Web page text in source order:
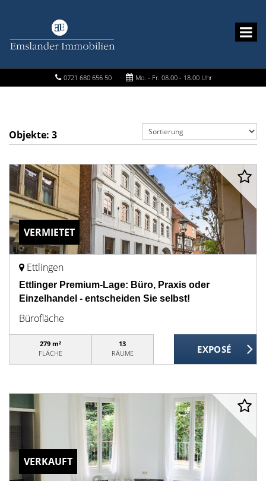
0721 680 656 50 Mo. - Fr. 08.00 - 18.00 Uhr
Objekte: 3
VERMIETET
Ettlingen
Ettlinger Premium-Lage: Büro, Praxis oder
Einzelhandel - entscheiden Sie selbst!
Bürofläche
279 m²
FLÄCHE
13
RÄUME
VERKAUFT